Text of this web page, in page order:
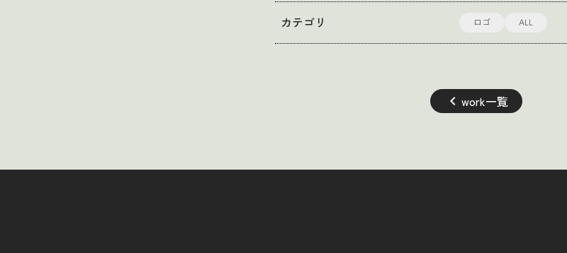
カテゴリ ロゴ ALL
keyboard_arrow_left work一覧